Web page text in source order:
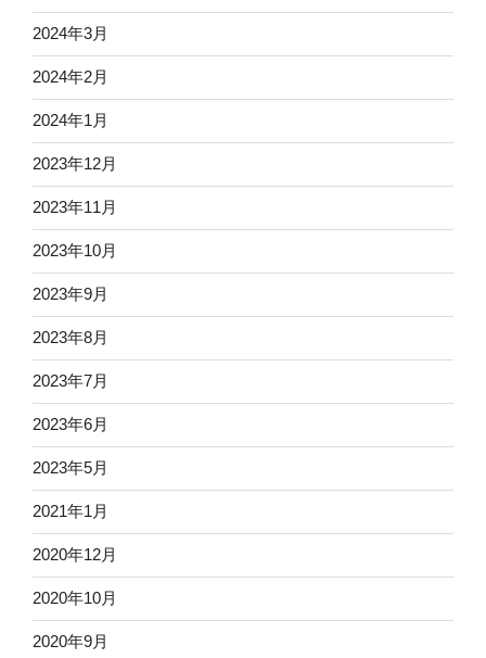
2024年3月
2024年2月
2024年1月
2023年12月
2023年11月
2023年10月
2023年9月
2023年8月
2023年7月
2023年6月
2023年5月
2021年1月
2020年12月
2020年10月
2020年9月